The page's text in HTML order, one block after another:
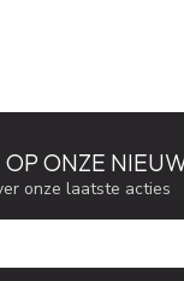
ONZE
onze laatste acties